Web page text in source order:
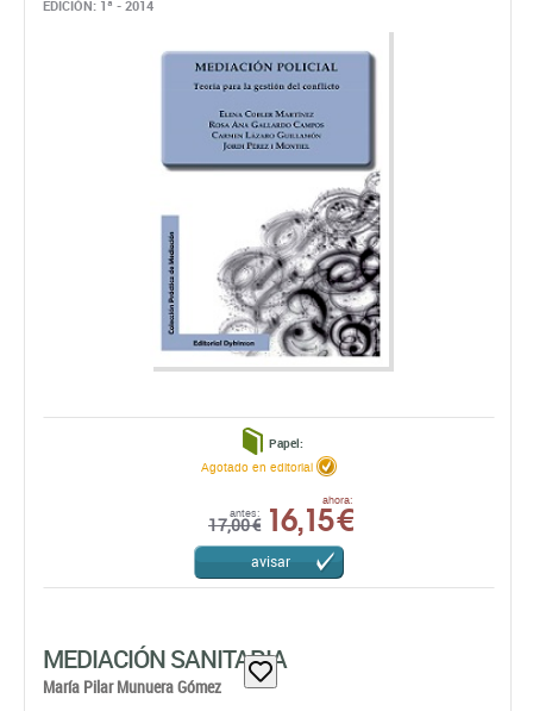
EDICIÓN: 1ª - 2014
Papel:
antes:
17,00 €
ahora:
16,15 €
Agotado en editorial
avisar
MEDIACIÓN SANITARIA
María Pilar Munuera Gómez